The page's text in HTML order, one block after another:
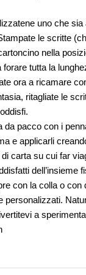
uno che
le scritte
nella
forare tutta la
ora a ricamare
ritagliate le
da pacco con i
e applicarli
carta su cui far
dell’insieme
con la colla o
personalizzati.
a